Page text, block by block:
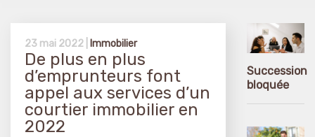
23 mai 2022 | Immobilier
De plus en plus
d’emprunteurs font
appel aux services d’un
courtier immobilier en
2022
Succession
bloquée